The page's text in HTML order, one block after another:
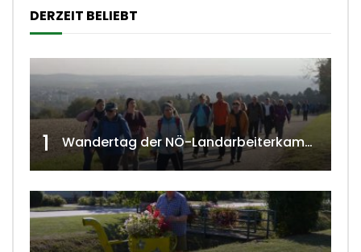
DERZEIT BELIEBT
1 Wandertag der NÖ-Landarbeiterkammer in Hollabrunn 2024